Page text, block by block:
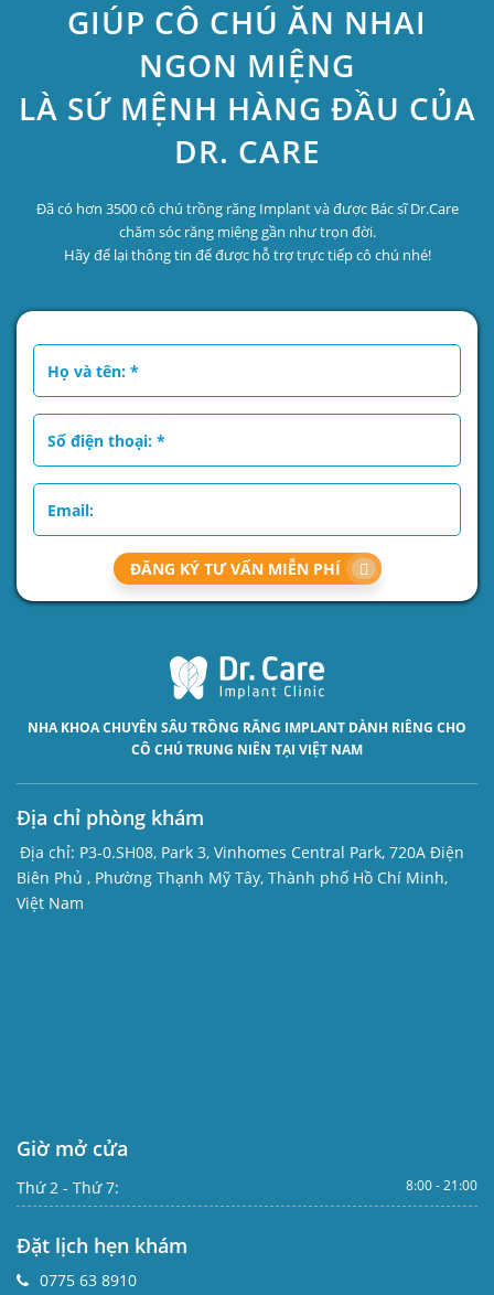
GIÚP CÔ CHÚ ĂN NHAI
NGON MIỆNG
LÀ SỨ MỆNH HÀNG ĐẦU CỦA
DR. CARE
Đã có hơn 3500 cô chú trồng răng Implant và được Bác sĩ Dr.Care
chăm sóc răng miệng gần như trọn đời.
Hãy để lại thông tin để được hỗ trợ trực tiếp cô chú nhé!
ĐĂNG KÝ TƯ VẤN MIỄN PHÍ
NHA KHOA CHUYÊN SÂU TRỒNG RĂNG IMPLANT DÀNH RIÊNG CHO
CÔ CHÚ TRUNG NIÊN TẠI VIỆT NAM
Địa chỉ phòng khám
Địa chỉ: P3-0.SH08, Park 3, Vinhomes Central Park, 720A Điện
Biên Phủ , Phường Thạnh Mỹ Tây, Thành phố Hồ Chí Minh,
Việt Nam
Giờ mở cửa
Thứ 2 - Thứ 7: 8:00 - 21:00
Đặt lịch hẹn khám
0775 63 8910